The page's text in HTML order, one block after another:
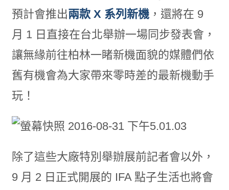
預計會推出兩款 X 系列新機，還將在 9
月 1 日直接在台北舉辦一場同步發表會，
讓無緣前往柏林一睹新機面貌的媒體們依
舊有機會為大家帶來零時差的最新機動手
玩！
除了這些大廠特別舉辦展前記者會以外，
9 月 2 日正式開展的 IFA 點子生活也將會